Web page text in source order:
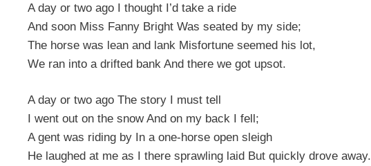
A day or two ago I thought I’d take a ride
And soon Miss Fanny Bright Was seated by my side;
The horse was lean and lank Misfortune seemed his lot,
We ran into a drifted bank And there we got upsot.
A day or two ago The story I must tell
I went out on the snow And on my back I fell;
A gent was riding by In a one-horse open sleigh
He laughed at me as I there sprawling laid But quickly drove away.